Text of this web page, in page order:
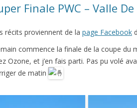
Finale PWC – Valle
récits proviennent de la page Facebook
commence la finale de la coupe du
Ozone, et j’en fais parti. Pas pu volé
de matin